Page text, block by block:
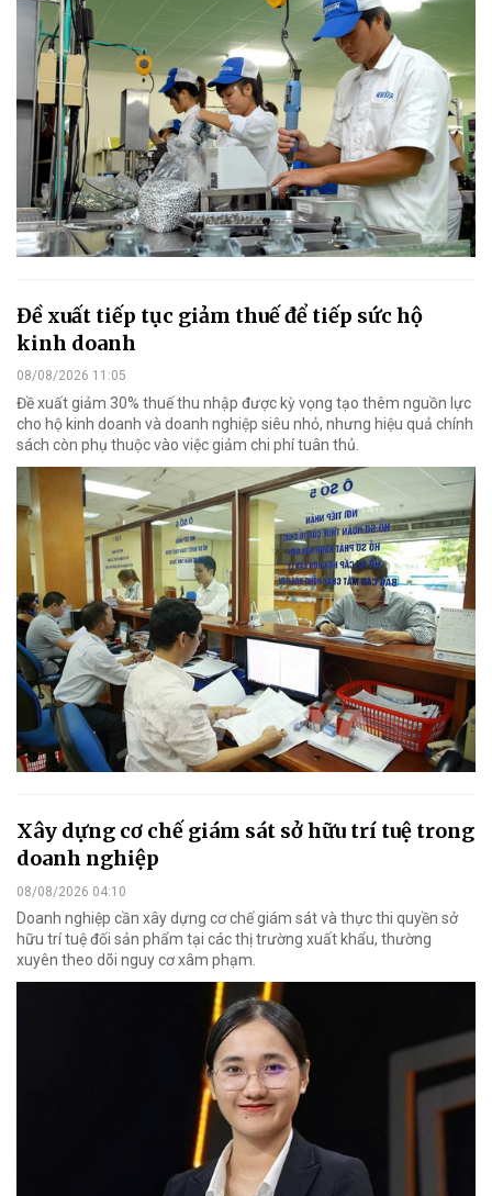
Đề xuất tiếp tục giảm thuế để tiếp sức hộ
kinh doanh
08/08/2026 11:05
Đề xuất giảm 30% thuế thu nhập được kỳ vọng tạo thêm nguồn lực
cho hộ kinh doanh và doanh nghiệp siêu nhỏ, nhưng hiệu quả chính
sách còn phụ thuộc vào việc giảm chi phí tuân thủ.
Xây dựng cơ chế giám sát sở hữu trí tuệ trong
doanh nghiệp
08/08/2026 04:10
Doanh nghiệp cần xây dựng cơ chế giám sát và thực thi quyền sở
hữu trí tuệ đối sản phẩm tại các thị trường xuất khẩu, thường
xuyên theo dõi nguy cơ xâm phạm.